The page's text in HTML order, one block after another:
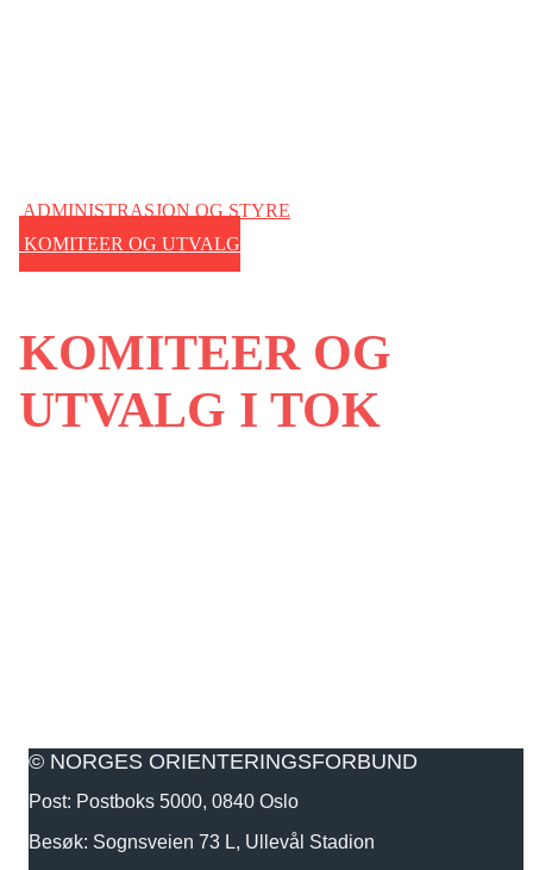
ADMINISTRASJON OG STYRE
KOMITEER OG UTVALG
KOMITEER OG
UTVALG I TOK
© NORGES ORIENTERINGSFORBUND
Post: Postboks 5000, 0840 Oslo
Besøk: Sognsveien 73 L, Ullevål Stadion